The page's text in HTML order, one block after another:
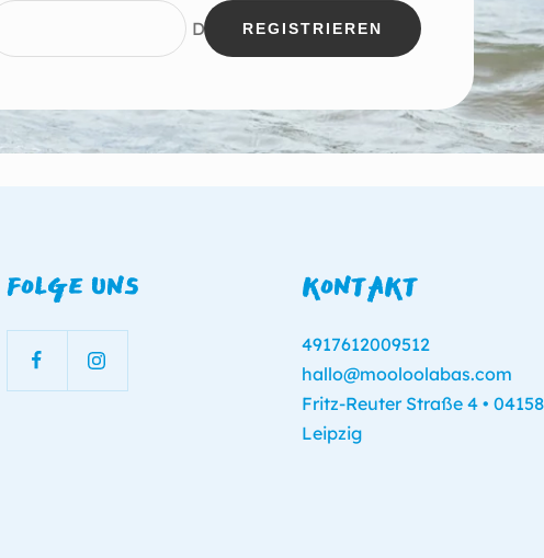
Deine E-MailREGISTRIEREN
FOLGE UNS KONTAKT
4917612009512
hallo@mooloolabas.com
Fritz-Reuter Straße 4 • 04158
Leipzig